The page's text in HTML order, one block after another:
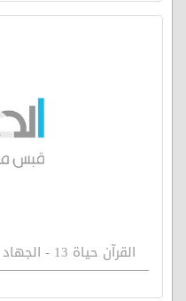
القرآن حياة 13 - الجهاد الأصغر